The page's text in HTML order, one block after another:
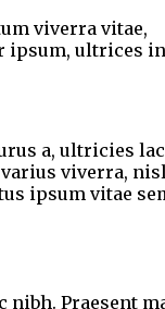
viverra vitae,
ipsum, ultrices in
a, ultricies
varius viverra,
ipsum vitae
nibh. Praesent